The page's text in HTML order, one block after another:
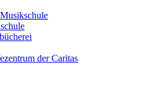
der Caritas